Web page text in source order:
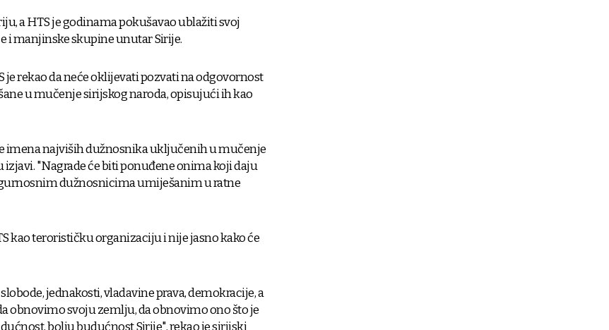
a HTS je godinama pokušavao ublažiti svoj
i manjinske skupine unutar Sirije.
je rekao da neće oklijevati pozvati na odgovornost
u mučenje sirijskog naroda, opisujući ih kao
imena najviših dužnosnika uključenih u mučenje
izjavi. "Nagrade će biti ponuđene onima koji daju
dužnosnicima umiješanim u ratne
kao terorističku organizaciju i nije jasno kako će
jednakosti, vladavine prava, demokracije, a
obnovimo svoju zemlju, da obnovimo ono što je
bolju budućnost Sirije", rekao je sirijski